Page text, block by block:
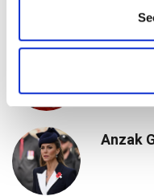
Prens
Evlilik
Anzak